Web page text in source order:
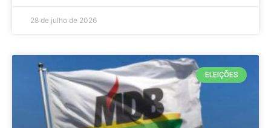
28 de julho de 2026
ELEIÇÕES